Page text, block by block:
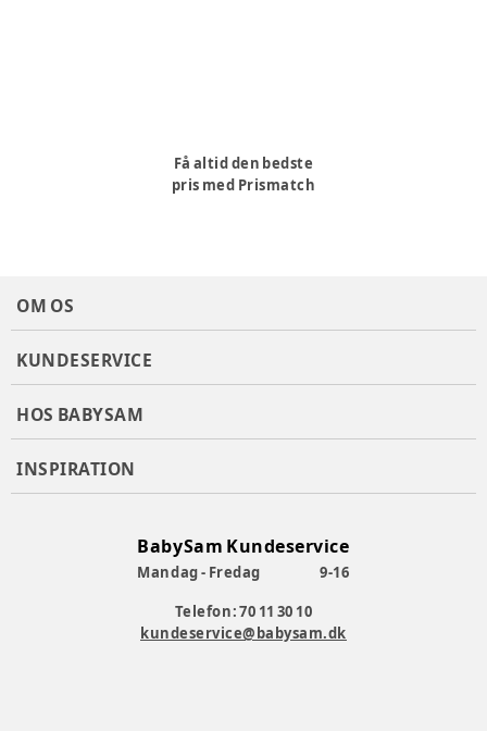
Få altid den bedste
pris med Prismatch
OM OS
KUNDESERVICE
HOS BABYSAM
INSPIRATION
BabySam Kundeservice
Mandag - Fredag
9-16
Telefon: 70 11 30 10
kundeservice@babysam.dk